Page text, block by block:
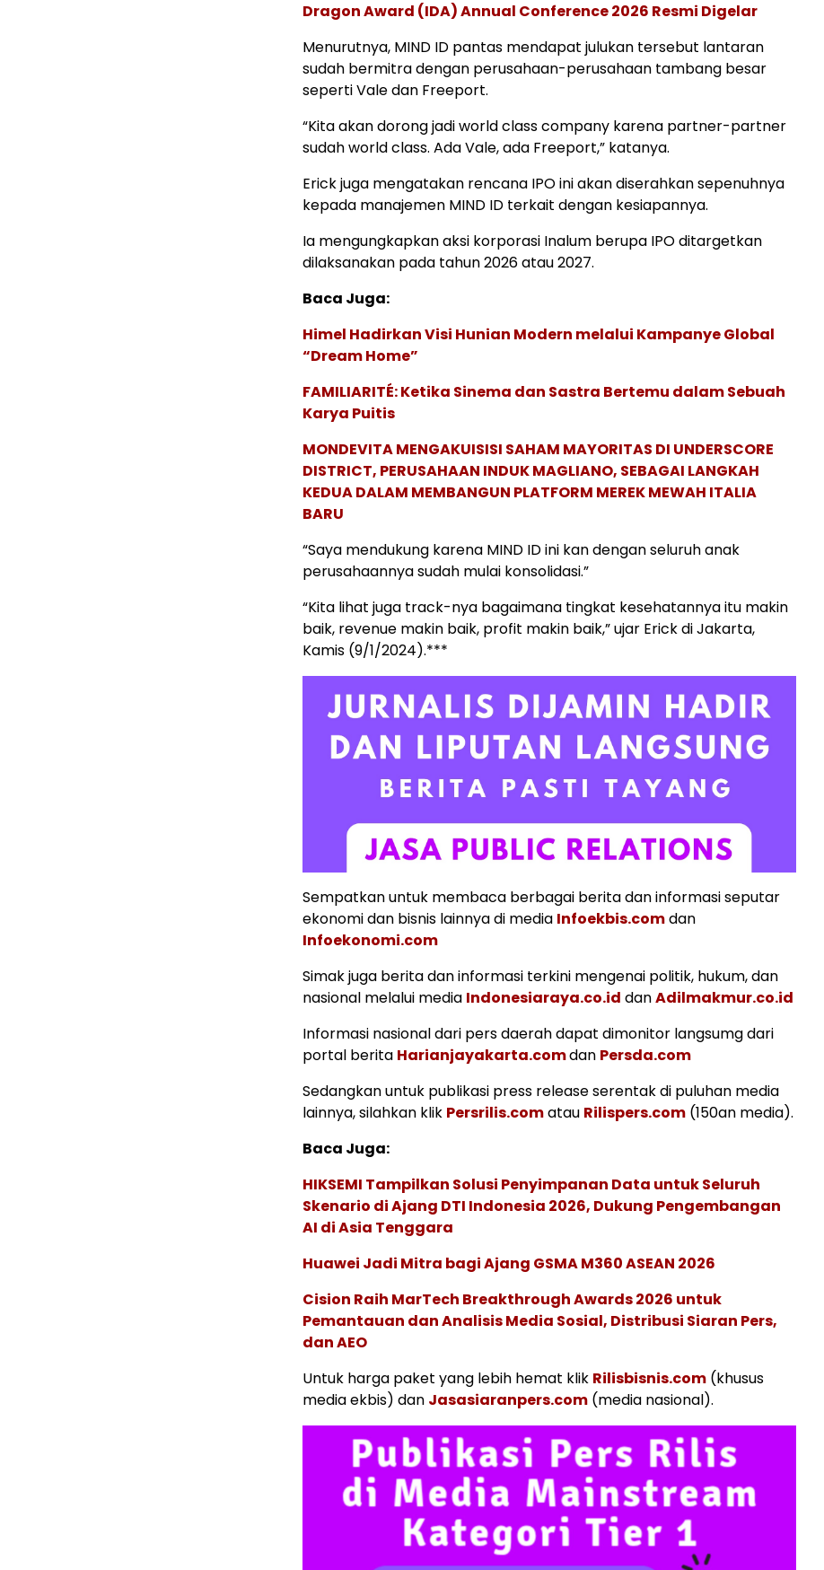
Dragon Award (IDA) Annual Conference 2026 Resmi Digelar
Menurutnya, MIND ID pantas mendapat julukan tersebut lantaran
sudah bermitra dengan perusahaan-perusahaan tambang besar
seperti Vale dan Freeport.
“Kita akan dorong jadi world class company karena partner-partner
sudah world class. Ada Vale, ada Freeport,” katanya.
Erick juga mengatakan rencana IPO ini akan diserahkan sepenuhnya
kepada manajemen MIND ID terkait dengan kesiapannya.
Ia mengungkapkan aksi korporasi Inalum berupa IPO ditargetkan
dilaksanakan pada tahun 2026 atau 2027.
Baca Juga:
Himel Hadirkan Visi Hunian Modern melalui Kampanye Global
“Dream Home”
FAMILIARITÉ: Ketika Sinema dan Sastra Bertemu dalam Sebuah
Karya Puitis
MONDEVITA MENGAKUISISI SAHAM MAYORITAS DI UNDERSCORE
DISTRICT, PERUSAHAAN INDUK MAGLIANO, SEBAGAI LANGKAH
KEDUA DALAM MEMBANGUN PLATFORM MEREK MEWAH ITALIA
BARU
“Saya mendukung karena MIND ID ini kan dengan seluruh anak
perusahaannya sudah mulai konsolidasi.”
“Kita lihat juga track-nya bagaimana tingkat kesehatannya itu makin
baik, revenue makin baik, profit makin baik,” ujar Erick di Jakarta,
Kamis (9/1/2024).***
Sempatkan untuk membaca berbagai berita dan informasi seputar
ekonomi dan bisnis lainnya di media Infoekbis.comdan
Infoekonomi.com
Simak juga berita dan informasi terkini mengenai politik, hukum, dan
nasional melalui media Indonesiaraya.co.id danAdilmakmur.co.id
Informasi nasional dari pers daerah dapat dimonitor langsumg dari
portal berita Harianjayakarta.comdan Persda.com
Sedangkan untuk publikasi press release serentak di puluhan media
lainnya, silahkan klik Persrilis.comatau Rilispers.com (150an media).
Baca Juga:
HIKSEMI Tampilkan Solusi Penyimpanan Data untuk Seluruh
Skenario di Ajang DTI Indonesia 2026, Dukung Pengembangan
AI di Asia Tenggara
Huawei Jadi Mitra bagi Ajang GSMA M360 ASEAN 2026
Cision Raih MarTech Breakthrough Awards 2026 untuk
Pemantauan dan Analisis Media Sosial, Distribusi Siaran Pers,
dan AEO
Untuk harga paket yang lebih hemat klik Rilisbisnis.com (khusus
media ekbis) dan Jasasiaranpers.com (media nasional).